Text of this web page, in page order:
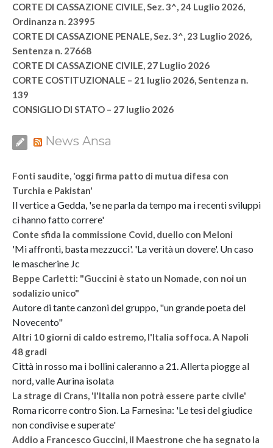
CORTE DI CASSAZIONE CIVILE, Sez. 3^, 24 Luglio 2026,
Ordinanza n. 23995
CORTE DI CASSAZIONE PENALE, Sez. 3^, 23 Luglio 2026,
Sentenza n. 27668
CORTE DI CASSAZIONE CIVILE, 27 Luglio 2026
CORTE COSTITUZIONALE – 21 luglio 2026, Sentenza n.
139
CONSIGLIO DI STATO – 27 luglio 2026
News Ansa
Fonti saudite, 'oggi firma patto di mutua difesa con
Turchia e Pakistan'
Il vertice a Gedda, 'se ne parla da tempo ma i recenti sviluppi
ci hanno fatto correre'
Conte sfida la commissione Covid, duello con Meloni
'Mi affronti, basta mezzucci'. 'La verità un dovere'. Un caso
le mascherine Jc
Beppe Carletti: "Guccini è stato un Nomade, con noi un
sodalizio unico"
Autore di tante canzoni del gruppo, "un grande poeta del
Novecento"
Altri 10 giorni di caldo estremo, l'Italia soffoca. A Napoli
48 gradi
Città in rosso ma i bollini caleranno a 21. Allerta piogge al
nord, valle Aurina isolata
La strage di Crans, 'l'Italia non potrà essere parte civile'
Roma ricorre contro Sion. La Farnesina: 'Le tesi del giudice
non condivise e superate'
Addio a Francesco Guccini, il Maestrone che ha segnato la